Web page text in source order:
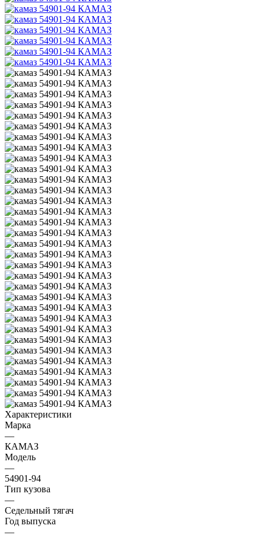
Характеристики
Марка
—
КАМАЗ
Модель
—
54901-94
Тип кузова
—
Седельный тягач
Год выпуска
—